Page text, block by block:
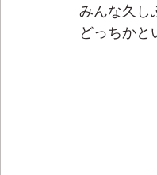
みんな久し
どっちか